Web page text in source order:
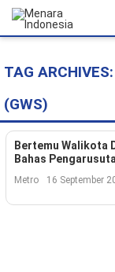
Home
Nasional
Politik
Metro
TAG ARCHIVES:
(GWS)
Bertemu Walikota
Bahas
Metro 16 September